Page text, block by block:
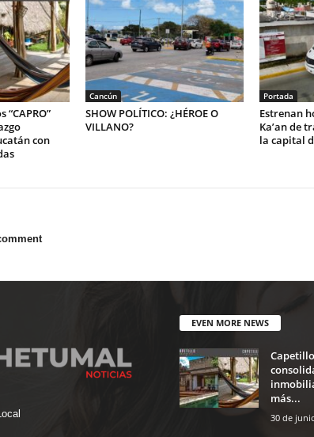
con
Cancún
SHOW POLÍTICO: ¿HÉROE O
VILLANO?
Portada
Estrenan
Ka’an de
la capital
EVEN MORE NEWS
Capetillo
más...
30 de